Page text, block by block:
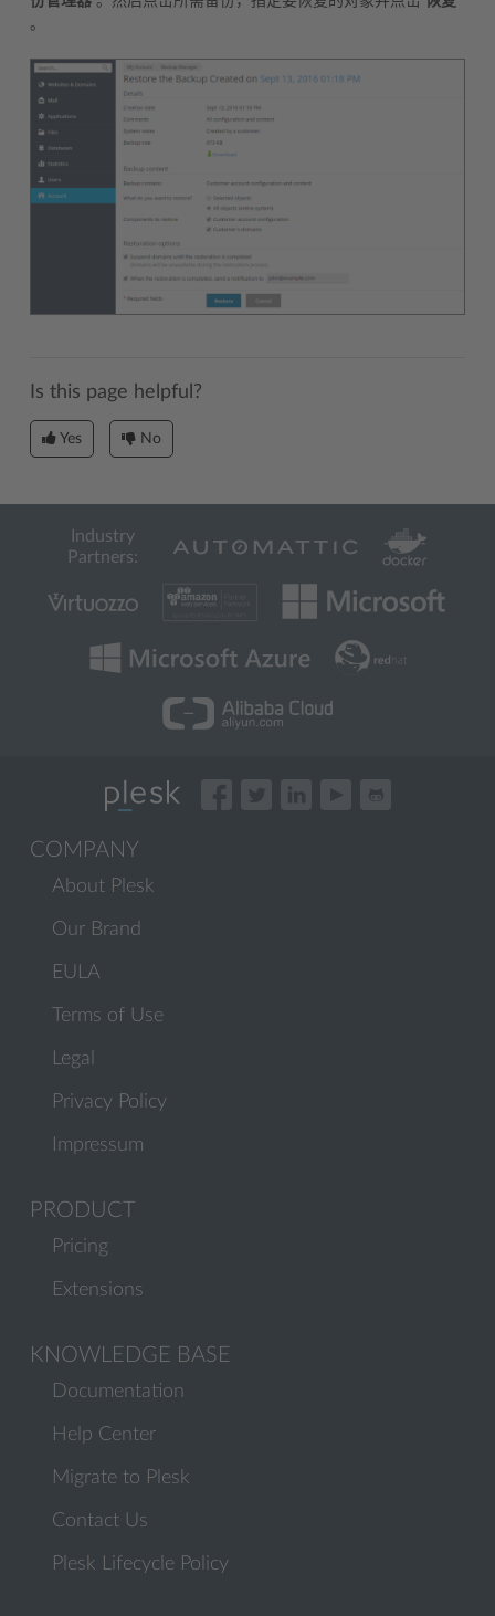
。
Is this page helpful?
Yes No
Industry
Partners:
COMPANY
About Plesk
Our Brand
EULA
Terms of Use
Legal
Privacy Policy
Impressum
PRODUCT
Pricing
Extensions
KNOWLEDGE BASE
Documentation
Help Center
Migrate to Plesk
Contact Us
Plesk Lifecycle Policy